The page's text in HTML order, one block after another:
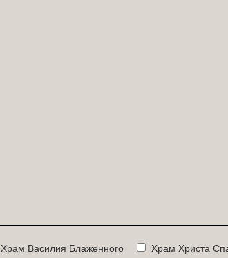
Храм Василия Блаженного Храм Христа